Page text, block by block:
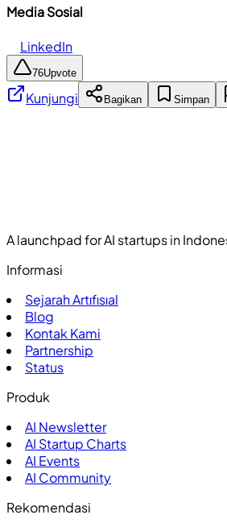
Media Sosial
LinkedIn
76Upvote
Kunjungi Bagikan Simpan
A launchpad for AI startups in
Informasi
Sejarah Artıfısıal
Blog
Kontak Kami
Partnership
Status
Produk
AI Newsletter
AI Startup Charts
AI Events
AI Community
Rekomendasi